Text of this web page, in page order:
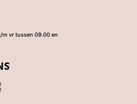
m vr tussen 09.00 en